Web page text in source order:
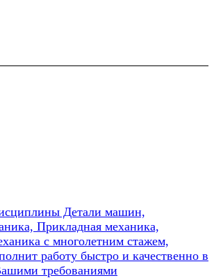
Детали машин,
Прикладная механика,
с многолетним стажем,
работу быстро и качественно в
требованиями